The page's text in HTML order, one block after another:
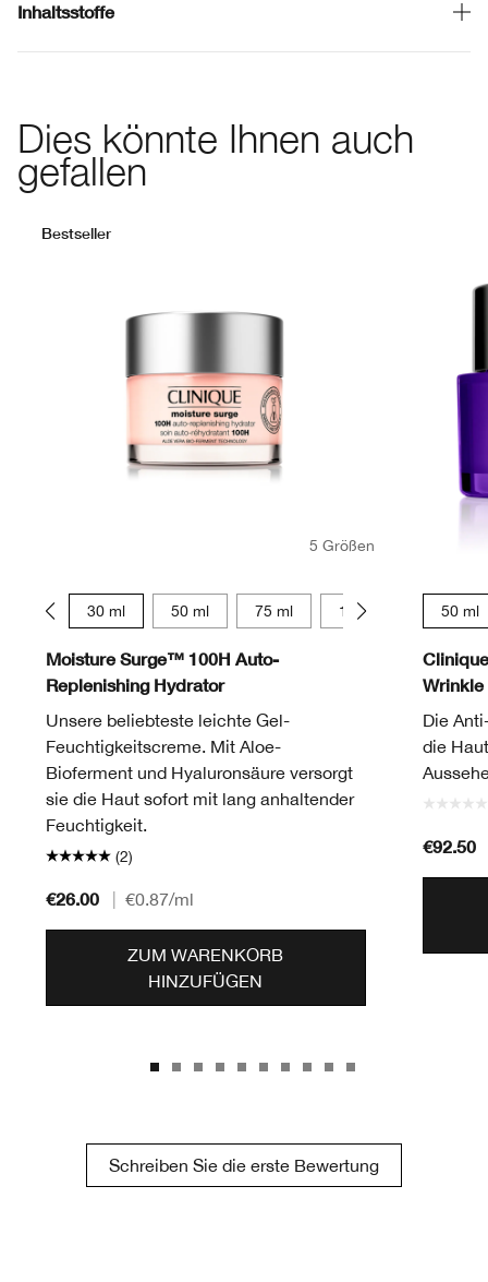
Inhaltsstoffe
Dies könnte Ihnen auch
gefallen
Bestseller
5 Größen
30 ml 50 ml 75 ml 125 ml
Moisture Surge™ 100H Auto-
Replenishing Hydrator
Unsere beliebteste leichte Gel-
Feuchtigkeitscreme. Mit Aloe-
Bioferment und Hyaluronsäure versorgt
sie die Haut sofort mit lang anhaltender
Feuchtigkeit.
(2)
€26.00 €0.87/ml
ZUM WARENKORB
HINZUFÜGEN
50 ml
Wrinkle
Die
die
€92.50
Schreiben Sie die erste Bewertung